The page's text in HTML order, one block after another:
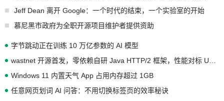
Jeff Dean 离开 Google：一个时代的结束，一个实验室的开始
慕尼黑市政府为全职开源项目维护者提供资助
字节跳动正在训练 10 万亿参数的 AI 模型
Windows 11 内置天气 App 占用内存超过 1GB
任意网页划词 AI 问答：不用切换标签页的效率秘诀